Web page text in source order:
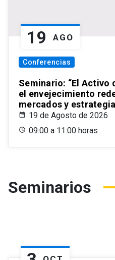
19 AGO
Conferencias
Seminario: “El Activo
el envejecimiento
mercados y
19 de Agosto de 2026
09:00 a 11:00 horas
Seminarios